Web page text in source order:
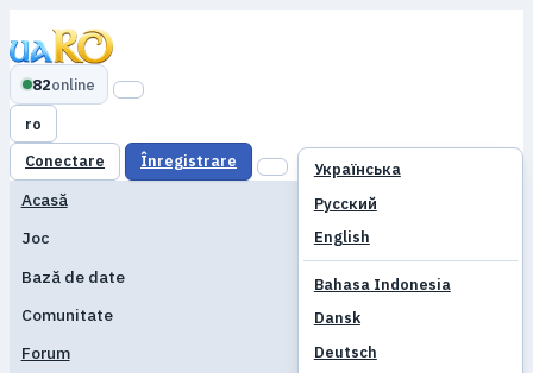
82online
ro
Українська
Русский
English
Bahasa Indonesia
Dansk
Deutsch
Conectare Înregistrare
Acasă
Joc
Bază de date
Comunitate
Forum